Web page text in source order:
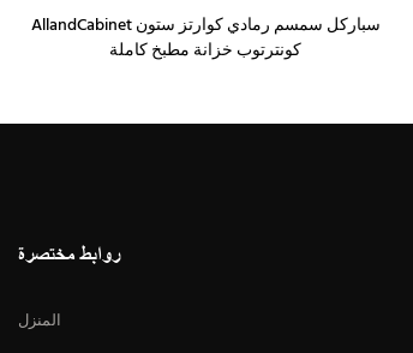
AllandCabinet سباركل سمسم رمادي كوارتز ستون
كونترتوب خزانة مطبخ كاملة
روابط مختصرة
المنزل